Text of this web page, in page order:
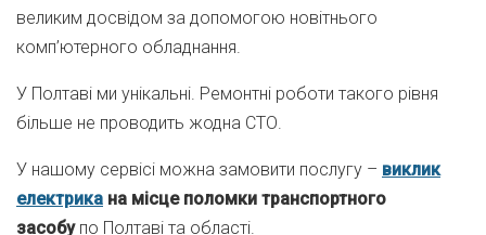
великим досвідом за допомогою новітнього
комп’ютерного обладнання.
У Полтаві ми унікальні. Ремонтні роботи такого рівня
більше не проводить жодна СТО.
У нашому сервісі можна замовити послугу – виклик
електрика на місце поломки транспортного
засобу по Полтаві та області.